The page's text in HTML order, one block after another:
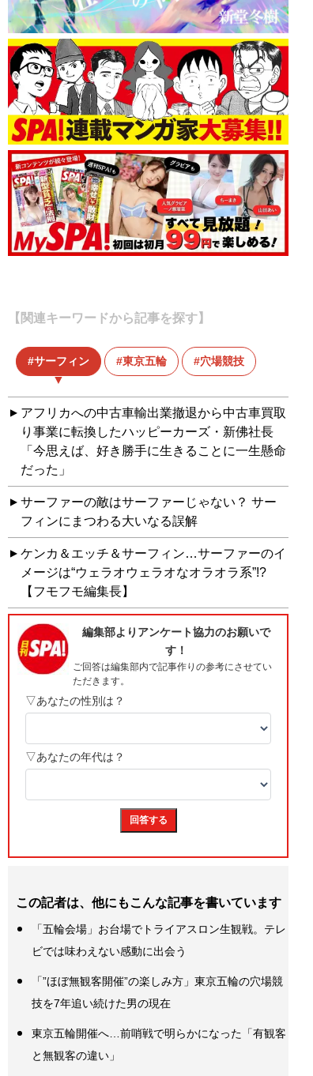
【関連キーワードから記事を探す】
サーフィン 東京五輪 穴場競技
アフリカへの中古車輸出業撤退から中古車買取
り事業に転換したハッピーカーズ・新佛社長
「今思えば、好き勝手に生きることに一生懸命
だった」
サーファーの敵はサーファーじゃない？ サー
フィンにまつわる大いなる誤解
ケンカ＆エッチ＆サーフィン…サーファーのイ
メージは“ウェラオウェラオなオラオラ系”!?
【フモフモ編集長】
この記者は、他にもこんな記事を書いています
「五輪会場」お台場でトライアスロン生観戦。テレ
ビでは味わえない感動に出会う
「”ほぼ無観客開催”の楽しみ方」東京五輪の穴場競
技を7年追い続けた男の現在
東京五輪開催へ…前哨戦で明らかになった「有観客
と無観客の違い」